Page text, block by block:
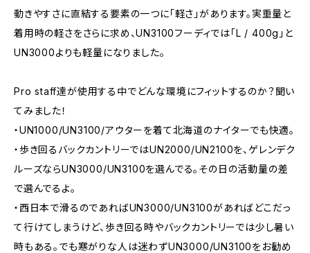
動きやすさに直結する要素の一つに「軽さ」があります。実重量と
着用時の軽さをさらに求め、UN3100フーディでは「L / 400g」と
UN3000よりも軽量になりました。
Pro staff達が使用する中でどんな環境にフィットするのか？聞い
てみました！
・UN1000/UN3100/アウターを着て北海道のナイターでも快適。
・歩き回るバックカントリーではUN2000/UN2100を、ゲレンデク
ルーズならUN3000/UN3100を選んでる。その日の活動量の差
で選んでるよ。
・西日本で滑るのであればUN3000/UN3100があればどこだっ
て行けてしまうけど、歩き回る時やバックカントリーでは少し暑い
時もある。でも寒がりな人は迷わずUN3000/UN3100をお勧め